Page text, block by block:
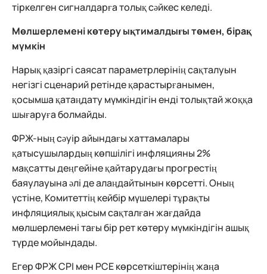
тіркелген сигналдарға толық сәйкес келеді.
Мөлшерлемені көтеру ықтималдығы төмен, бірақ
мүмкін
Нарық қазіргі саясат параметрлерінің сақталуын
негізгі сценарий ретінде қарастырғанымен,
қосымша қатаңдату мүмкіндігін енді толықтай жоққа
шығаруға болмайды.
ФРЖ-ның сәуір айындағы хаттамалары
қатысушылардың көпшілігі инфляцияны 2%
мақсатты деңгейіне қайтарудағы прогрестің
баяулауына әлі де алаңдайтынын көрсетті. Оның
үстіне, Комитеттің кейбір мүшелері тұрақты
инфляциялық қысым сақталған жағдайда
мөлшерлемені тағы бір рет көтеру мүмкіндігін ашық
түрде мойындады.
Егер ФРЖ CPI мен PCE көрсеткіштерінің жаңа